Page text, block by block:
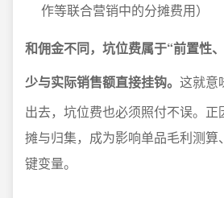
作等联合营销中的分摊费用）
和佣金不同，坑位费属于“前置性
少与实际销售额直接挂钩。 这就意
出去，坑位费也必须照付不误。正
摊与归集，成为影响单品毛利测算
键变量。